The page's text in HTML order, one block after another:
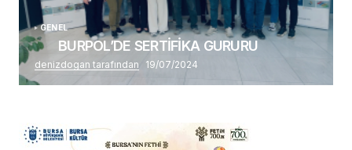
GENEL
BURPOL’DE SERTİFİKA GURURU
denizdogan tarafından 19/07/2024